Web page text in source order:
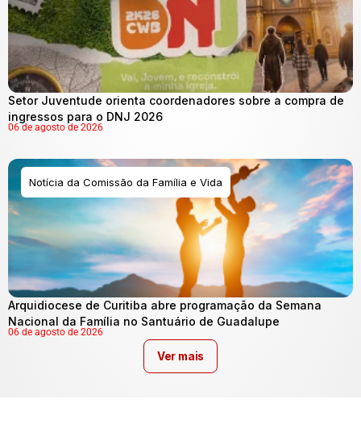
Setor Juventude orienta coordenadores sobre a compra de
ingressos para o DNJ 2026
06 de agosto de 2026
Notícia da Comissão da Família e Vida
Arquidiocese de Curitiba abre programação da Semana
Nacional da Família no Santuário de Guadalupe
06 de agosto de 2026
Ver mais